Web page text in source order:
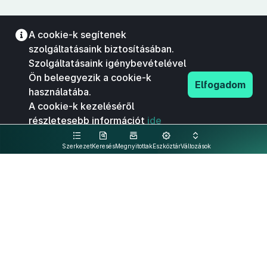
SzerkezetKeresésMegnyitottakEszköztárVáltozások
A cookie-k segítenek
szolgáltatásaink biztosításában.
Szolgáltatásaink igénybevételével
Ön beleegyezik a cookie-k
használatába.
A cookie-k kezeléséről
részletesebb információt ide
kattintva olvashat.
Elfogadom